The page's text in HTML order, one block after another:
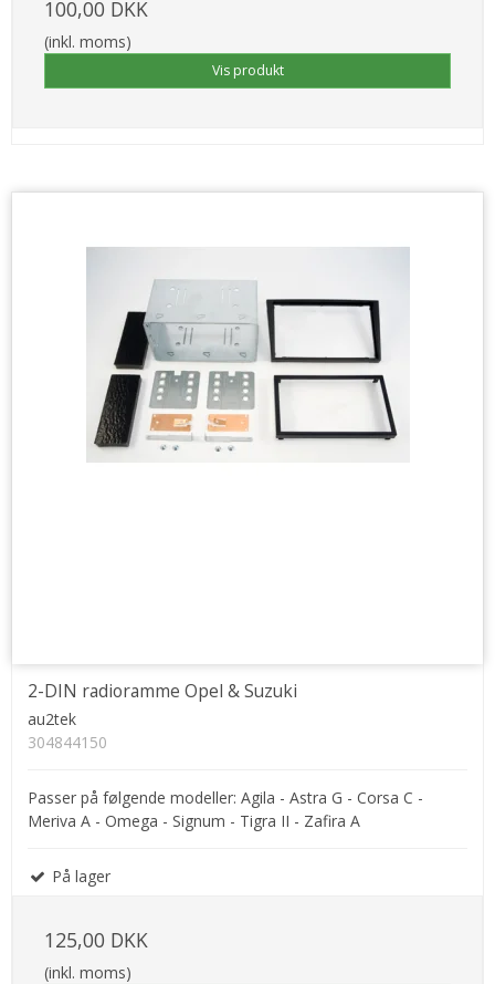
100,00 DKK
(inkl. moms)
Vis produkt
2-DIN radioramme Opel & Suzuki
au2tek
304844150
Passer på følgende modeller: Agila - Astra G - Corsa C -
Meriva A - Omega - Signum - Tigra II - Zafira A
På lager
125,00 DKK
(inkl. moms)